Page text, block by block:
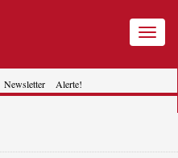
Toggle
Newsletter Alerte!